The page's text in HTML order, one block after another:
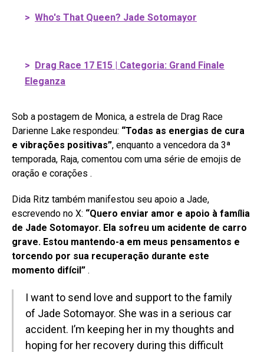
> Who's That Queen? Jade Sotomayor
> Drag Race 17 E15 | Categoria: Grand Finale
Eleganza
Sob a postagem de Monica, a estrela de Drag Race
Darienne Lake respondeu: “Todas as energias de cura
e vibrações positivas”, enquanto a vencedora da 3ª
temporada, Raja, comentou com uma série de emojis de
oração e corações .
Dida Ritz também manifestou seu apoio a Jade,
escrevendo no X: “Quero enviar amor e apoio à família
de Jade Sotomayor. Ela sofreu um acidente de carro
grave. Estou mantendo-a em meus pensamentos e
torcendo por sua recuperação durante este
momento difícil” .
I want to send love and support to the family
of Jade Sotomayor. She was in a serious car
accident. I’m keeping her in my thoughts and
hoping for her recovery during this difficult